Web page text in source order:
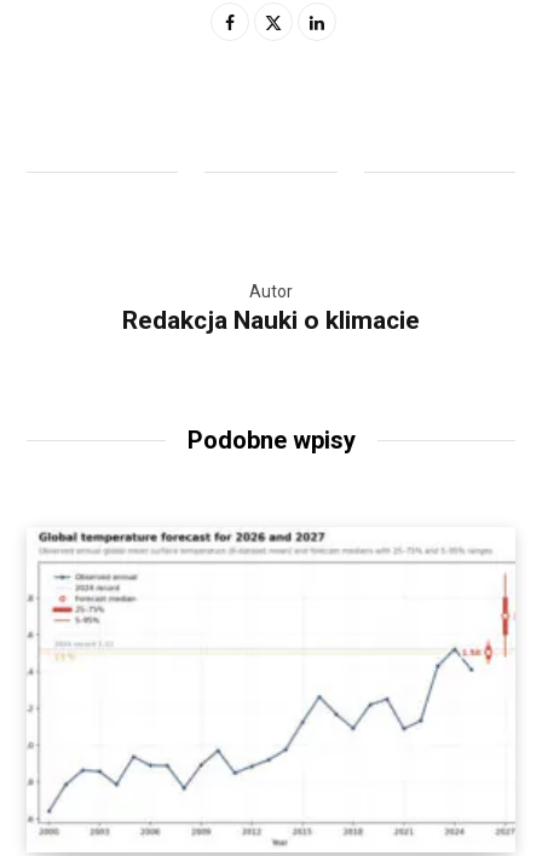
Autor
Redakcja Nauki o klimacie
Podobne wpisy